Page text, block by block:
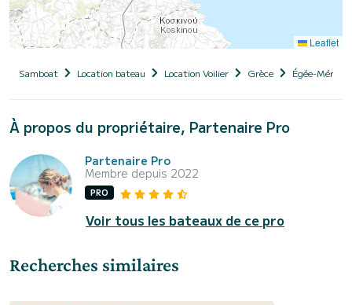
Leaflet
Samboat Location bateau Location Voilier Grèce Égée-
À propos du propriétaire, Partenaire Pro
Partenaire Pro
Membre depuis 2022
PRO
Voir tous les bateaux de ce pro
Recherches similaires